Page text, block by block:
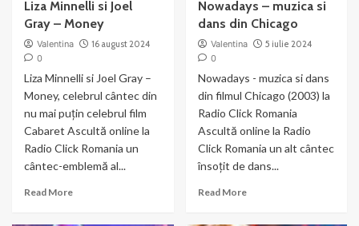
Liza Minnelli si Joel
Gray – Money
Valentina
16 august 2024
0
Liza Minnelli si Joel Gray –
Money, celebrul cântec din
nu mai puțin celebrul film
Cabaret Ascultă online la
Radio Click Romania un
cântec-emblemă al...
Read MoreRead
Nowadays – muzica si
dans din Chicago
Valentina
5 iulie 2024
0
Nowadays - muzica si dans
din filmul Chicago (2003) la
Radio Click Romania
Ascultă online la Radio
Click Romania un alt cântec
însoțit de dans...
Read MoreRead